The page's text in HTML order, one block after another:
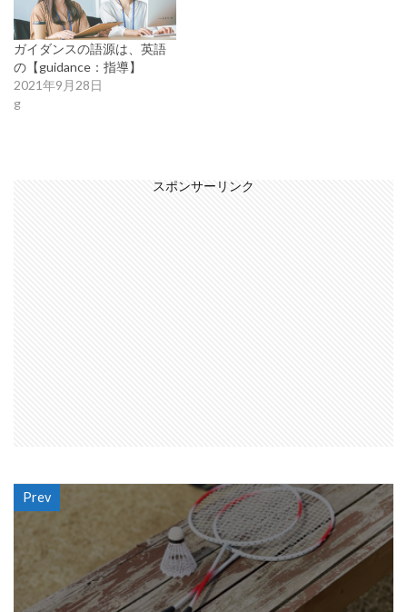
ガイダンスの語源は、英語
の【guidance：指導】
2021年9月28日
g
スポンサーリンク
Prev